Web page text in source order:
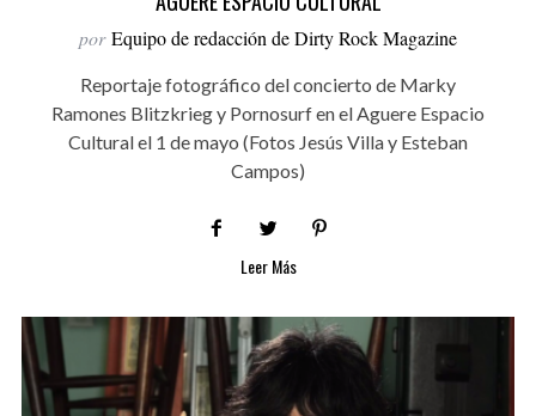
por Equipo de redacción de Dirty Rock Magazine
Reportaje fotográfico del concierto de Marky
Ramones Blitzkrieg y Pornosurf en el Aguere Espacio
Cultural el 1 de mayo (Fotos Jesús Villa y Esteban
Campos)
Leer Más